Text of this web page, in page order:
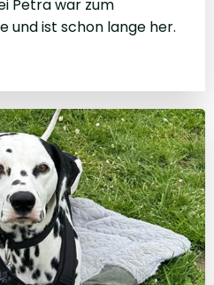
Petra war zum
und ist schon lange her.